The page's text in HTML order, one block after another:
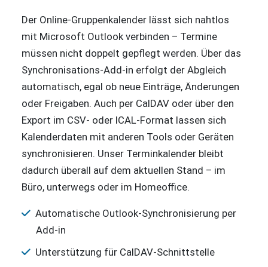
Der Online-Gruppenkalender lässt sich nahtlos
mit Microsoft Outlook verbinden – Termine
müssen nicht doppelt gepflegt werden. Über das
Synchronisations-Add-in erfolgt der Abgleich
automatisch, egal ob neue Einträge, Änderungen
oder Freigaben. Auch per CalDAV oder über den
Export im CSV- oder ICAL-Format lassen sich
Kalenderdaten mit anderen Tools oder Geräten
synchronisieren. Unser Terminkalender bleibt
dadurch überall auf dem aktuellen Stand – im
Büro, unterwegs oder im Homeoffice.
Automatische Outlook-Synchronisierung per
Add-in
Unterstützung für CalDAV-Schnittstelle